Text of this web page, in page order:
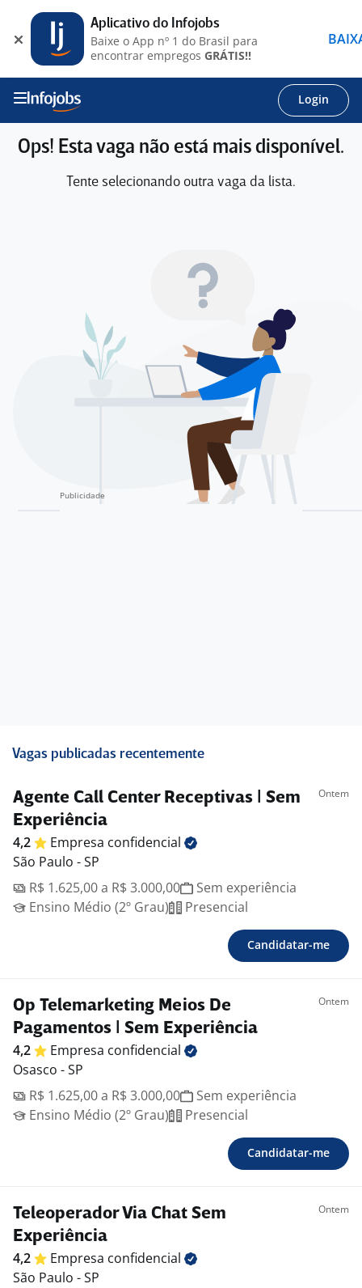
Login
Ops! Esta vaga não está mais disponível.
Tente selecionando outra vaga da lista.
Vagas publicadas recentemente
Agente Call Center Receptivas | Sem
Experiência
Ontem
4,2 Empresa confidencial
São Paulo - SP
R$ 1.625,00 a R$ 3.000,00
Sem experiência
Ensino Médio (2º Grau)
Presencial
Candidatar-me
Op Telemarketing Meios De
Pagamentos | Sem Experiência
Ontem
4,2 Empresa confidencial
Osasco - SP
R$ 1.625,00 a R$ 3.000,00
Sem experiência
Ensino Médio (2º Grau)
Presencial
Candidatar-me
Teleoperador Via Chat Sem
Experiência
Ontem
4,2 Empresa confidencial
São Paulo - SP
Aplicativo do Infojobs
Baixe o App nº 1 do Brasil para
encontrar empregos GRÁTIS!!